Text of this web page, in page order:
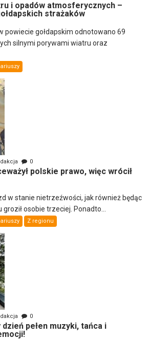
i opadów atmosferycznych –
strażaków
powiecie gołdapskim odnotowano 69
silnymi porywami wiatru oraz
0
polskie prawo, więc wrócił
w stanie nietrzeźwości, jak również będąc
groził osobie trzeciej. Ponadto...
Z regionu
0
pełen muzyki, tańca i